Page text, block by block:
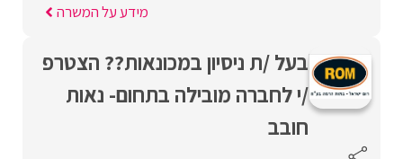
מידע על המשרה
בעל /ת ניסיון במכונאות?? הצטרפ
/י לחברה מובילה בתחום- נאות
חובב